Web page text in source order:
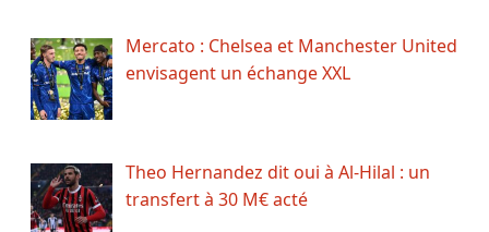
Mercato : Chelsea et Manchester United
envisagent un échange XXL
Theo Hernandez dit oui à Al-Hilal : un
transfert à 30 M€ acté